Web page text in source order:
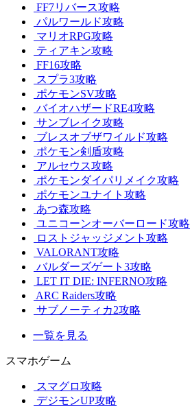
FF7リバース攻略
パルワールド攻略
マリオRPG攻略
ティアキン攻略
FF16攻略
スプラ3攻略
ポケモンSV攻略
バイオハザードRE4攻略
サンブレイク攻略
ブレスオブザワイルド攻略
ポケモン剣盾攻略
アルセウス攻略
ポケモンダイパリメイク攻略
ポケモンユナイト攻略
あつ森攻略
ユニコーンオーバーロード攻略
ロストジャッジメント攻略
VALORANT攻略
バルダーズゲート3攻略
LET IT DIE: INFERNO攻略
ARC Raiders攻略
サブノーティカ2攻略
一覧を見る
スマホゲーム
スマグロ攻略
デジモンUP攻略